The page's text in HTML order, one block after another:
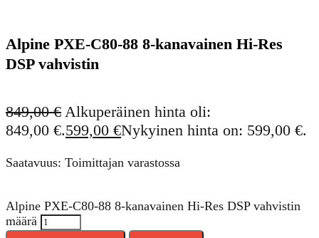
Alpine PXE-C80-88 8-kanavainen Hi-Res
DSP vahvistin
849,00€ Alkuperäinen hinta oli:
849,00 €.599,00 €Nykyinen hinta on: 599,00 €.
Saatavuus: Toimittajan varastossa
Alpine PXE-C80-88 8-kanavainen Hi-Res DSP vahvistin
määrä